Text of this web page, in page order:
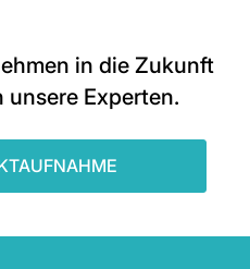
in die Zukunft
Experten.